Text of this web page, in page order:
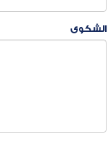
الشكوى